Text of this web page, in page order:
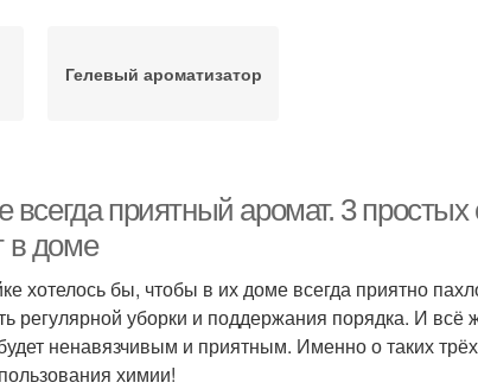
Гелевый ароматизатор
всегда приятный аромат. 3 простых
в доме
хотелось бы, чтобы в их доме всегда приятно
регулярной уборки и поддержания порядка. И
ненавязчивым и приятным. Именно о таких
химии!